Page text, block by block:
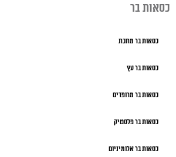
כסאות בר
כסאות בר מתכת
כסאות בר עץ
כסאות בר מרופדים
כסאות בר פלסטיק
כסאות בר אלומיניום